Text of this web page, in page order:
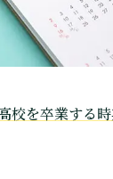
校を卒業する